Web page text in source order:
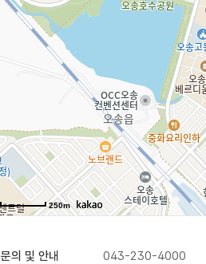
250m
문의 및 안내 043-230-4000